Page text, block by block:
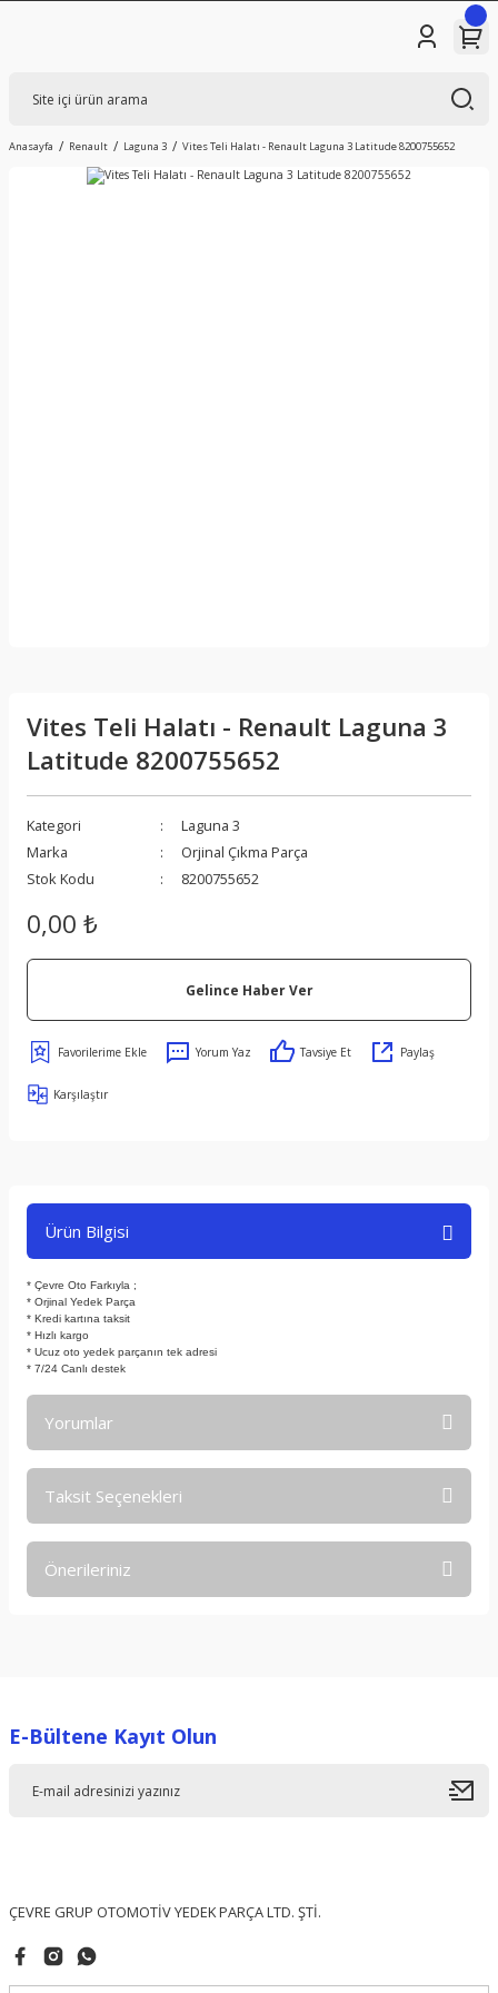
Anasayfa Renault Laguna 3 Vites Teli Halatı - Renault Laguna 3 Latitude 8200755652
Vites Teli Halatı - Renault Laguna 3
Latitude 8200755652
Kategori
Laguna 3
Marka
Orjinal Çıkma Parça
Stok Kodu
8200755652
0,00 ₺
Gelince Haber Ver
Yorum Yaz Tavsiye Et Paylaş
Karşılaştır
Ürün Bilgisi
* Çevre Oto Farkıyla ;
* Orjinal Yedek Parça
* Kredi kartına taksit
* Hızlı kargo
* Ucuz oto yedek parçanın tek adresi
* 7/24 Canlı destek
Yorumlar
Taksit Seçenekleri
Önerileriniz
Ürün resmi kalitesiz, bozuk veya görüntülenemiyor.
E-Bültene Kayıt Olun
ÇEVRE GRUP OTOMOTİV YEDEK PARÇA LTD. ŞTİ.